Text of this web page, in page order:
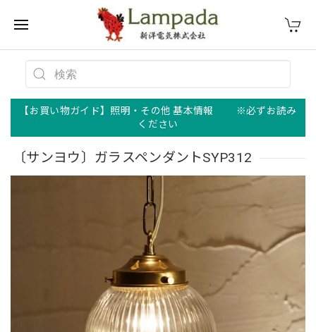
【お買い物ガイド】照明・その他 基本情報 ※必ずお読み
ください
〔サンヨウ〕ガラスペンダントSYP312